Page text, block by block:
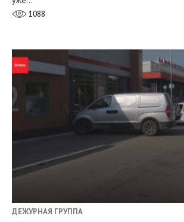
1088
ДЕЖУРНАЯ ГРУППА